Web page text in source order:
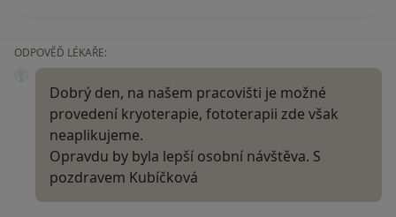
ODPOVĚĎ LÉKAŘE:
Dobrý den, na našem pracovišti je možné
provedení kryoterapie, fototerapii zde však
neaplikujeme.
Opravdu by byla lepší osobní návštěva. S
pozdravem Kubíčková